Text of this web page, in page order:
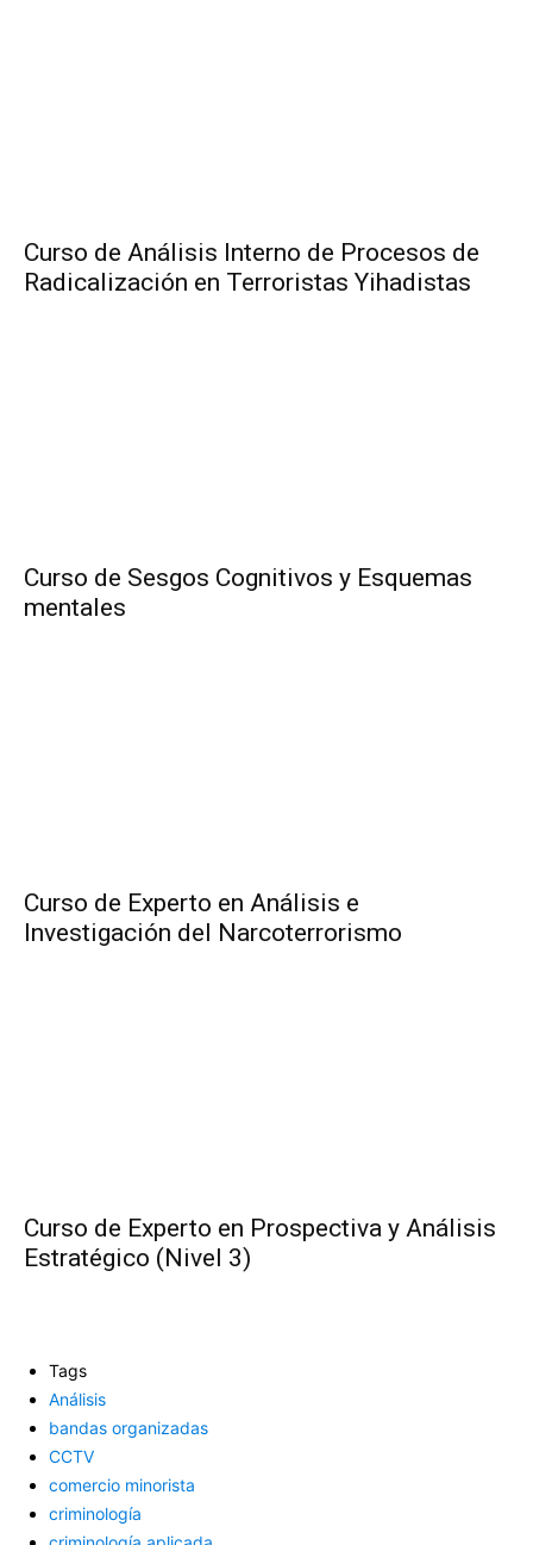
Curso de Análisis Interno de Procesos de
Radicalización en Terroristas Yihadistas
Curso de Sesgos Cognitivos y Esquemas
mentales
Curso de Experto en Análisis e
Investigación del Narcoterrorismo
Curso de Experto en Prospectiva y Análisis
Estratégico (Nivel 3)
Tags
Análisis
bandas organizadas
CCTV
comercio minorista
criminología